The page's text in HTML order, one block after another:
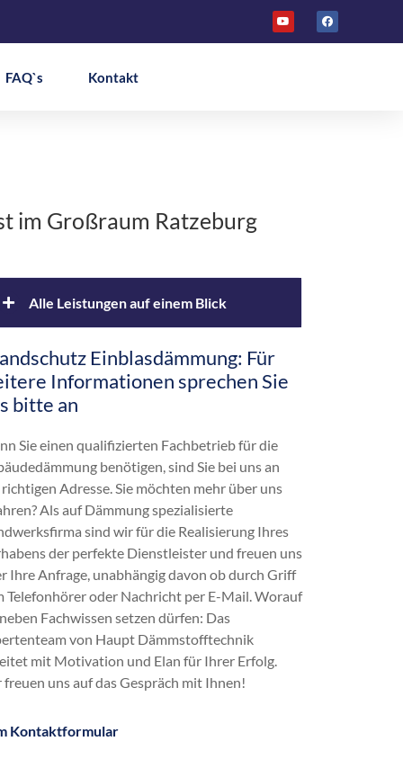
FAQ`s Kontakt
im Großraum Ratzeburg
Alle Leistungen auf einem Blick
Altbaudämmung
Dachbodendämmung
Dachdämmung
Dämmung
Einblasdämmung
Einblasen
energetische Sanierung
Flachdachdämmung
Fußbodendämmung
Gebäudedämmung
Geschossdeckendämmung
HK 33
Hohlraumdämmung
Hohlschichtisolierung
Innendämmung
Kerndämmung
Einblasdämmung: Für
Informationen sprechen Sie
bitte an
Sie einen qualifizierten Fachbetrieb für die
benötigen, sind Sie bei uns an
Adresse. Sie möchten mehr über uns
Als auf Dämmung spezialisierte
sind wir für die Realisierung Ihres
der perfekte Dienstleister und freuen uns
Ihre Anfrage, unabhängig davon ob durch Griff
Telefonhörer oder Nachricht per E-Mail. Worauf
Fachwissen setzen dürfen: Das
von Haupt Dämmstofftechnik
mit Motivation und Elan für Ihrer Erfolg.
uns auf das Gespräch mit Ihnen!
Kontaktformular